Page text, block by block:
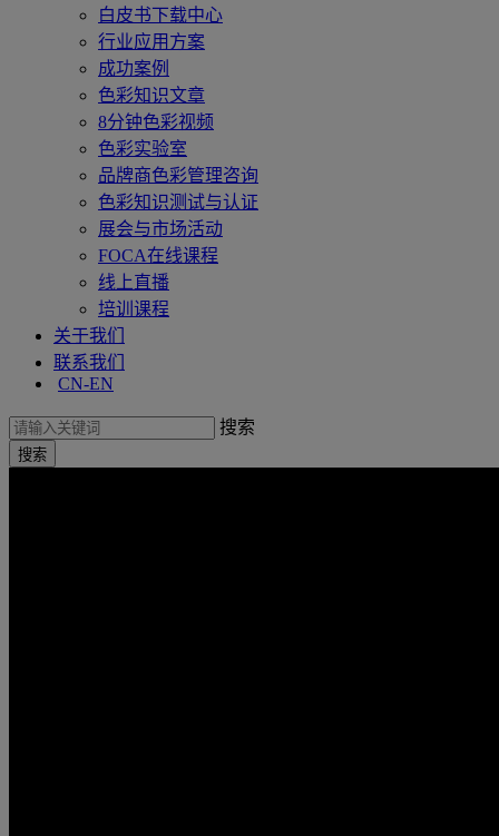
白皮书下载中心
行业应用方案
成功案例
色彩知识文章
8分钟色彩视频
色彩实验室
品牌商色彩管理咨询
色彩知识测试与认证
展会与市场活动
FOCA在线课程
线上直播
培训课程
关于我们
联系我们
CN-EN
搜索